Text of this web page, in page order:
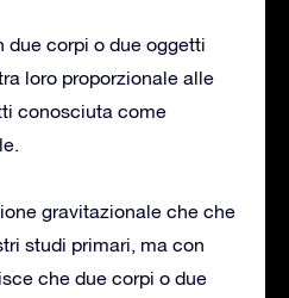
due corpi o due oggetti
loro proporzionale alle
conosciuta come
gravitazionale che che
studi primari, ma con
che due corpi o due